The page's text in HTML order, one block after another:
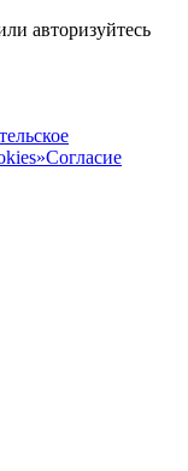
авторизуйтесь
Согласие